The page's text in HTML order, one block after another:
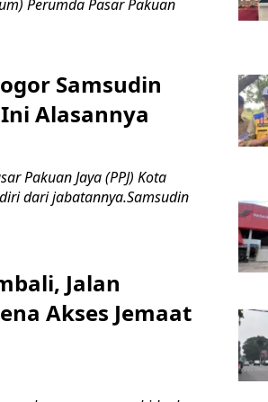
Perumda Pasar Pakuan
Samsudin
Alasannya
Pakuan Jaya (PPJ) Kota
dari jabatannya.Samsudin
Jalan
Akses Jemaat